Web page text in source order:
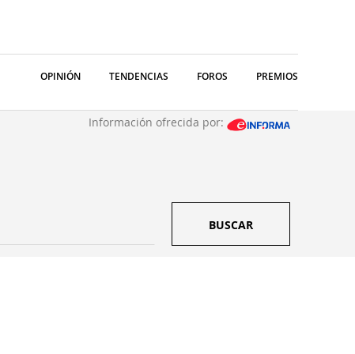
OPINIÓN TENDENCIAS FOROS PREMIOS
Información ofrecida por:
BUSCAR